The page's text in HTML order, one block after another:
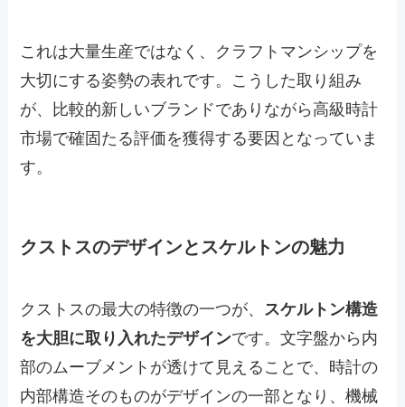
これは大量生産ではなく、クラフトマンシップを
大切にする姿勢の表れです。こうした取り組み
が、比較的新しいブランドでありながら高級時計
市場で確固たる評価を獲得する要因となっていま
す。
クストスのデザインとスケルトンの魅力
クストスの最大の特徴の一つが、 スケルトン構造
を大胆に取り入れたデザインです。文字盤から内
部のムーブメントが透けて見えることで、時計の
内部構造そのものがデザインの一部となり、機械